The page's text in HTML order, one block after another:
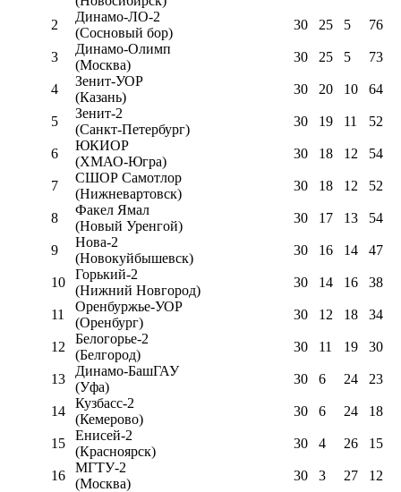
2
Динамо-ЛО-2
(Сосновый бор)
30 25 5 76
3
Динамо-Олимп
(Москва)
30 25 5 73
4
Зенит-УОР
(Казань)
30 20 10 64
5
Зенит-2
(Санкт-Петербург)
30 19 11 52
6
ЮКИОР
(ХМАО-Югра)
30 18 12 54
7
СШОР Самотлор
(Нижневартовск)
30 18 12 52
8
Факел Ямал
(Новый Уренгой)
30 17 13 54
9
Нова-2
(Новокуйбышевск)
30 16 14 47
10
Горький-2
(Нижний Новгород)
30 14 16 38
11
Оренбуржье-УОР
(Оренбург)
30 12 18 34
12
Белогорье-2
(Белгород)
30 11 19 30
13
Динамо-БашГАУ
(Уфа)
30 6 24 23
14
Кузбасс-2
(Кемерово)
30 6 24 18
15
Енисей-2
(Красноярск)
30 4 26 15
16
МГТУ-2
(Москва)
30 3 27 12